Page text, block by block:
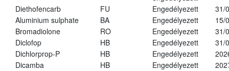
Diethofencarb
FU Engedélyezett
31/
Aluminium sulphate
BA Engedélyezett
15/
Bromadiolone
RO Engedélyezett
31/
Diclofop
HB Engedélyezett
31/
Dichlorprop-P
HB Engedélyezett
Dicamba
HB Engedélyezett